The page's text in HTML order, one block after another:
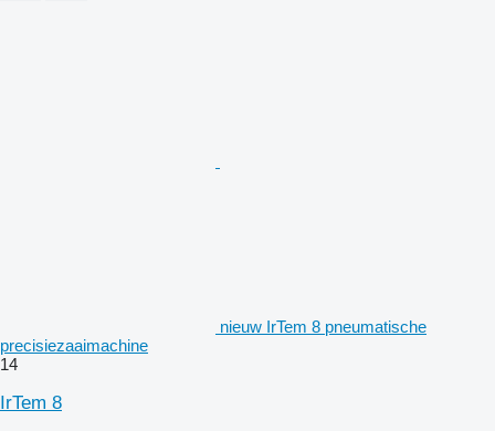
nieuw IrTem 8 pneumatische
precisiezaaimachine
14
IrTem 8